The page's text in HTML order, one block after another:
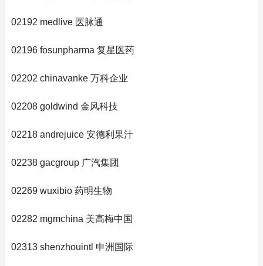
02192 medlive 医脉通
02196 fosunpharma 复星医药
02202 chinavanke 万科企业
02208 goldwind 金风科技
02218 andrejuice 安德利果汁
02238 gacgroup 广汽集团
02269 wuxibio 药明生物
02282 mgmchina 美高梅中国
02313 shenzhouintl 申洲国际